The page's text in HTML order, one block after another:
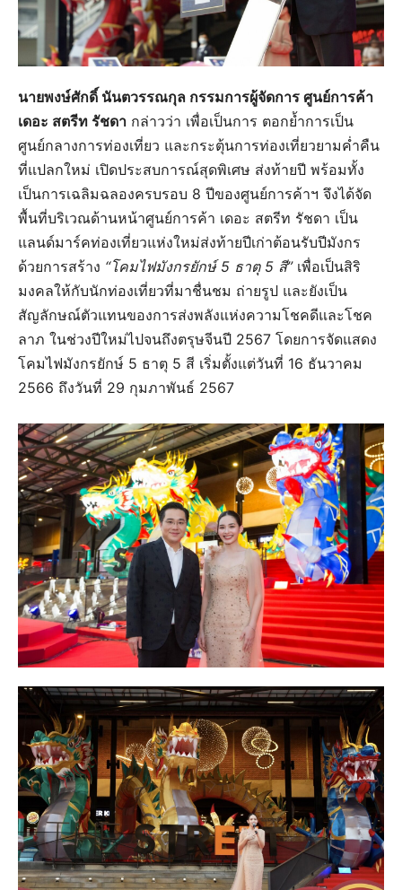
นายพงษ์ศักดิ์ นันตวรรณกุล กรรมการผู้จัดการ ศูนย์การค้า
เดอะ สตรีท รัชดา กล่าวว่า เพื่อเป็นการ ตอกย้ำการเป็น
ศูนย์กลางการท่องเที่ยว และกระตุ้นการท่องเที่ยวยามค่ำคืน
ที่แปลกใหม่ เปิดประสบการณ์สุดพิเศษ ส่งท้ายปี พร้อมทั้ง
เป็นการเฉลิมฉลองครบรอบ 8 ปีของศูนย์การค้าฯ จึงได้จัด
พื้นที่บริเวณด้านหน้าศูนย์การค้า เดอะ สตรีท รัชดา เป็น
แลนด์มาร์คท่องเที่ยวแห่งใหม่ส่งท้ายปีเก่าต้อนรับปีมังกร
ด้วยการสร้าง “โคมไฟมังกรยักษ์ 5 ธาตุ 5 สี” เพื่อเป็นสิริ
มงคลให้กับนักท่องเที่ยวที่มาชื่นชม ถ่ายรูป และยังเป็น
สัญลักษณ์ตัวแทนของการส่งพลังแห่งความโชคดีและโชค
ลาภ ในช่วงปีใหม่ไปจนถึงตรุษจีนปี 2567 โดยการจัดแสดง
โคมไฟมังกรยักษ์ 5 ธาตุ 5 สี เริ่มตั้งแต่วันที่ 16 ธันวาคม
2566 ถึงวันที่ 29 กุมภาพันธ์ 2567